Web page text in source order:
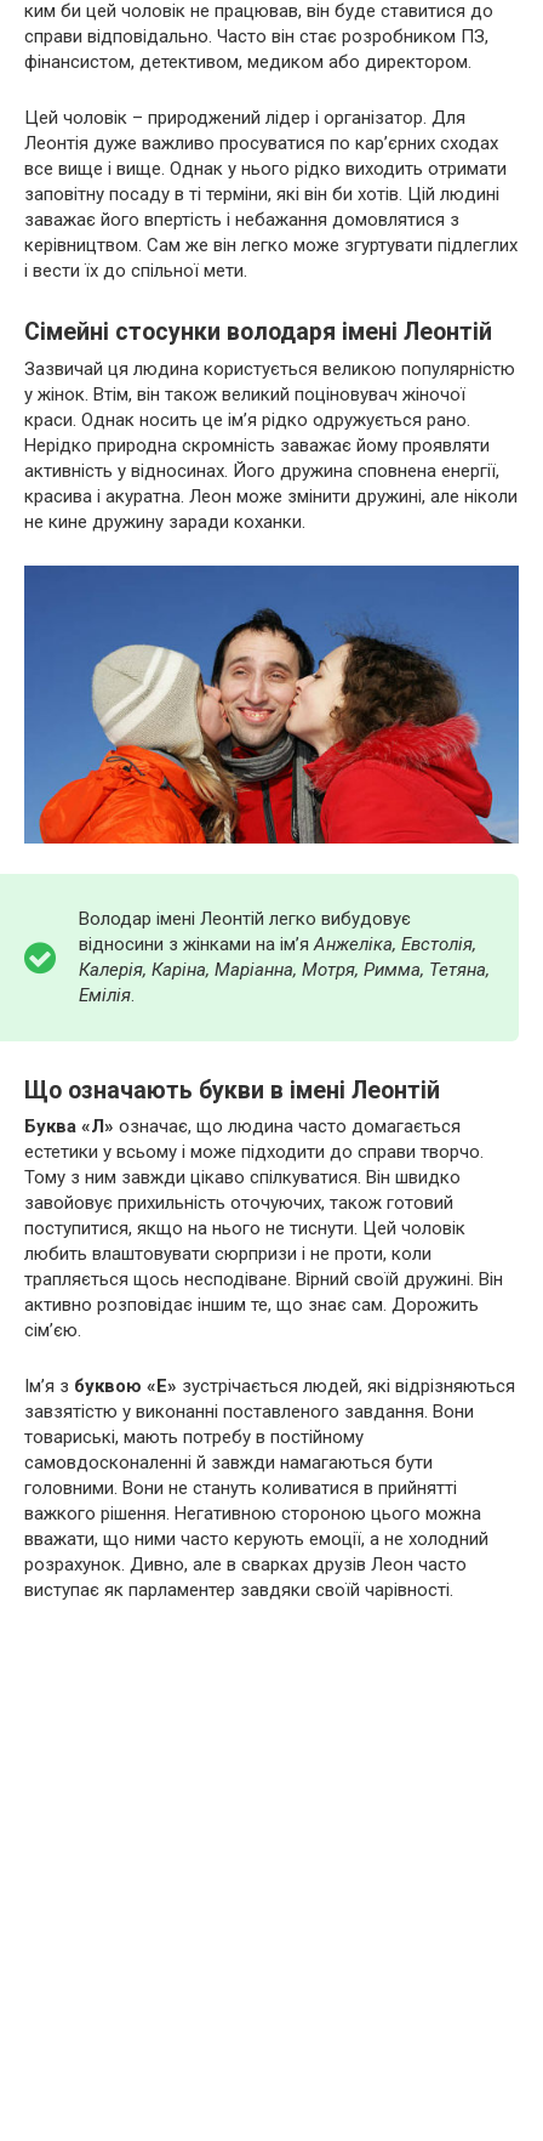
ким би цей чоловік не працював, він буде ставитися до
справи відповідально. Часто він стає розробником ПЗ,
фінансистом, детективом, медиком або директором.
Цей чоловік – природжений лідер і організатор. Для
Леонтія дуже важливо просуватися по кар’єрних сходах
все вище і вище. Однак у нього рідко виходить отримати
заповітну посаду в ті терміни, які він би хотів. Цій людині
заважає його впертість і небажання домовлятися з
керівництвом. Сам же він легко може згуртувати підлеглих
і вести їх до спільної мети.
Сімейні стосунки володаря імені Леонтій
Зазвичай ця людина користується великою популярністю
у жінок. Втім, він також великий поціновувач жіночої
краси. Однак носить це ім’я рідко одружується рано.
Нерідко природна скромність заважає йому проявляти
активність у відносинах. Його дружина сповнена енергії,
красива і акуратна. Леон може змінити дружині, але ніколи
не кине дружину заради коханки.
Володар імені Леонтій легко вибудовує
відносини з жінками на ім’яАнжеліка, Евстолія,
Калерія, Каріна, Маріанна, Мотря, Римма, Тетяна,
Емілія.
Що означають букви в імені Леонтій
Буква «Л» означає, що людина часто домагається
естетики у всьому і може підходити до справи творчо.
Тому з ним завжди цікаво спілкуватися. Він швидко
завойовує прихильність оточуючих, також готовий
поступитися, якщо на нього не тиснути. Цей чоловік
любить влаштовувати сюрпризи і не проти, коли
трапляється щось несподіване. Вірний своїй дружині. Він
активно розповідає іншим те, що знає сам. Дорожить
сім’єю.
Ім’я з буквою «Е» зустрічається людей, які відрізняються
завзятістю у виконанні поставленого завдання. Вони
товариські, мають потребу в постійному
самовдосконаленні й завжди намагаються бути
головними. Вони не стануть коливатися в прийнятті
важкого рішення. Негативною стороною цього можна
вважати, що ними часто керують емоції, а не холодний
розрахунок. Дивно, але в сварках друзів Леон часто
виступає як парламентер завдяки своїй чарівності.